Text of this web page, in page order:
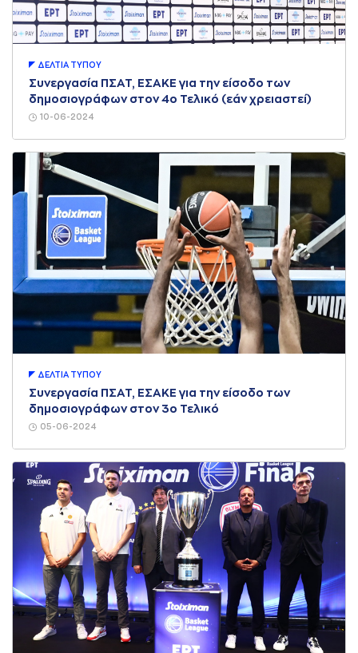
10-06-2024
ΔΕΛΤΙA ΤΥΠΟΥ
Συνεργασία ΠΣΑΤ, ΕΣΑΚΕ για την είσοδο των
δημοσιογράφων στον 4ο Τελικό (εάν χρειαστεί)
05-06-2024
ΔΕΛΤΙA ΤΥΠΟΥ
Συνεργασία ΠΣΑΤ, ΕΣΑΚΕ για την είσοδο των
δημοσιογράφων στον 3ο Τελικό